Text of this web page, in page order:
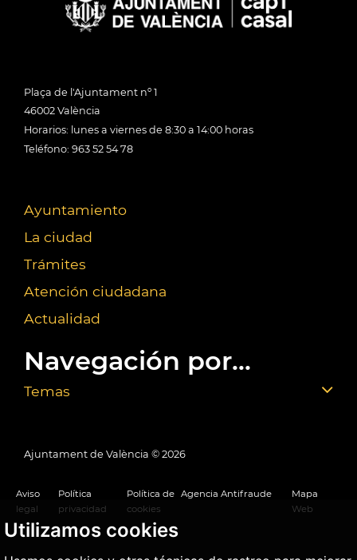
Utilizamos cookies
Plaça de l'Ajuntament nº 1
46002 València
Horarios: lunes a viernes de 8:30 a 14:00 horas
Teléfono: 963 52 54 78
Ayuntamiento
La ciudad
Trámites
Atención ciudadana
Actualidad
Navegación por...
Temas
Ajuntament de València © 2026
Aviso
legal
Política
privacidad
Política de
cookies
Agencia Antifraude
Mapa
Web